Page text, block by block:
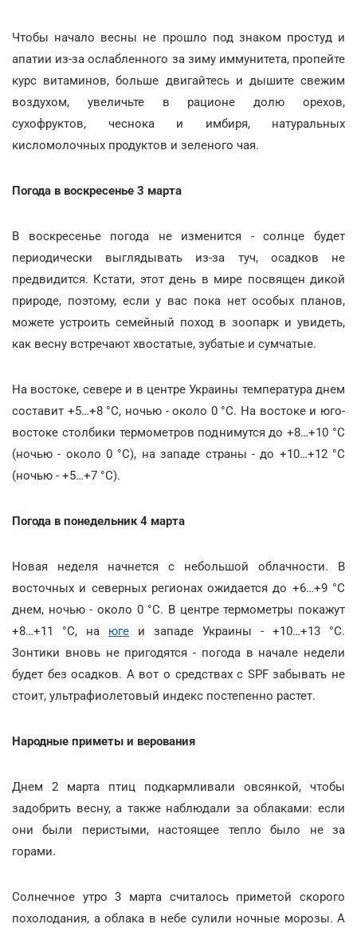
Чтобы начало весны не прошло под знаком простуд и
апатии из-за ослабленного за зиму иммунитета, пропейте
курс витаминов, больше двигайтесь и дышите свежим
воздухом, увеличьте в рационе долю орехов,
сухофруктов, чеснока и имбиря, натуральных
кисломолочных продуктов и зеленого чая.
Погода в воскресенье 3 марта
В воскресенье погода не изменится - солнце будет
периодически выглядывать из-за туч, осадков не
предвидится. Кстати, этот день в мире посвящен дикой
природе, поэтому, если у вас пока нет особых планов,
можете устроить семейный поход в зоопарк и увидеть,
как весну встречают хвостатые, зубатые и сумчатые.
На востоке, севере и в центре Украины температура днем
составит +5…+8 °С, ночью - около 0 °С. На востоке и юго-
востоке столбики термометров поднимутся до +8…+10 °С
(ночью - около 0 °С), на западе страны - до +10…+12 °С
(ночью - +5…+7 °С).
Погода в понедельник 4 марта
Новая неделя начнется с небольшой облачности. В
восточных и северных регионах ожидается до +6…+9 °С
днем, ночью - около 0 °С. В центре термометры покажут
+8…+11 °С, на юге и западе Украины - +10…+13 °С.
Зонтики вновь не пригодятся - погода в начале недели
будет без осадков. А вот о средствах с SPF забывать не
стоит, ультрафиолетовый индекс постепенно растет.
Народные приметы и верования
Днем 2 марта птиц подкармливали овсянкой, чтобы
задобрить весну, а также наблюдали за облаками: если
они были перистыми, настоящее тепло было не за
горами.
Солнечное утро 3 марта считалось приметой скорого
похолодания, а облака в небе сулили ночные морозы. А